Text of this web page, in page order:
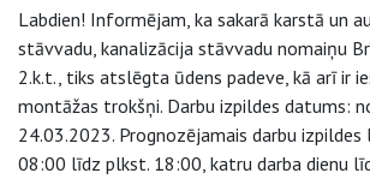
Labdien! Informējam, ka sakarā karstā un
stāvvadu, kanalizācija stāvvadu nomaiņu
2.k.t., tiks atslēgta ūdens padeve, kā arī ir
montāžas trokšņi. Darbu izpildes datums:
24.03.2023. Prognozējamais darbu izpildes
08:00 līdz plkst. 18:00, katru darba dienu